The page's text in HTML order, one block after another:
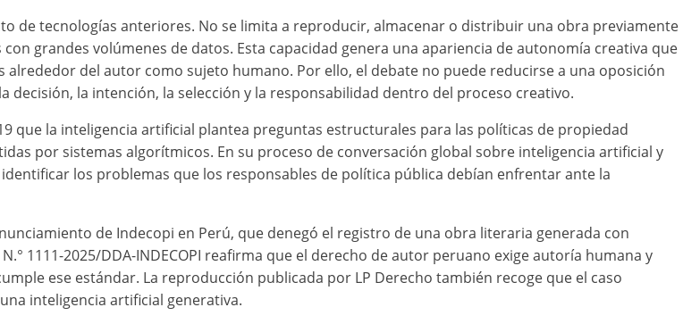
de tecnologías anteriores. No se limita a reproducir, almacenar o distribuir una obra previamente
grandes volúmenes de datos. Esta capacidad genera una apariencia de autonomía creativa que
del autor como sujeto humano. Por ello, el debate no puede reducirse a una oposición
decisión, la intención, la selección y la responsabilidad dentro del proceso creativo.
que la inteligencia artificial plantea preguntas estructurales para las políticas de propiedad
por sistemas algorítmicos. En su proceso de conversación global sobre inteligencia artificial y
los problemas que los responsables de política pública debían enfrentar ante la
de Indecopi en Perú, que denegó el registro de una obra literaria generada con
1111-2025/DDA-INDECOPI reafirma que el derecho de autor peruano exige autoría humana y
ese estándar. La reproducción publicada por LP Derecho también recoge que el caso
inteligencia artificial generativa.